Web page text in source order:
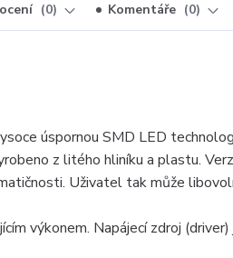
0 Komentáře 0
úspornou SMD LED
z litého hliníku a plastu.
Uživatel tak může
výkonem. Napájecí zdroj